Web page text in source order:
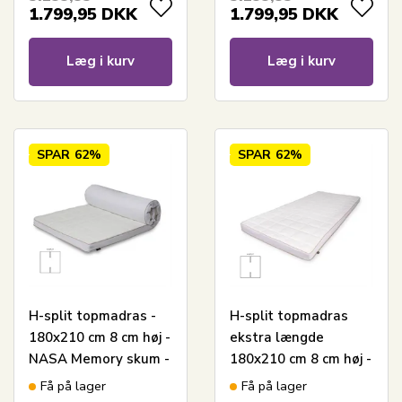
topmadras
1.799,95 DKK
Læg i kurv
Living trykaflastende
1.799,95 DKK
Læg i kurv
SPAR 62%
H-split topmadras -
180x210 cm 8 cm høj -
NASA Memory skum -
Borg Living -
Få på lager
SPAR 62%
H-split topmadras
ekstra længde
180x210 cm 8 cm høj -
NASA Memoryskum -
Få på lager